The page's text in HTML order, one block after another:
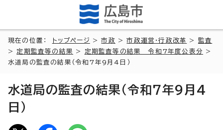
現在の位置： トップページ >市政 >市政運営・行政改革 > 監査
> 定期監査等の結果 > 定期監査等の結果 令和7年度公表分 >
水道局の監査の結果（令和7年9月4日）
水道局の監査の結果（令和7年9月4
日）